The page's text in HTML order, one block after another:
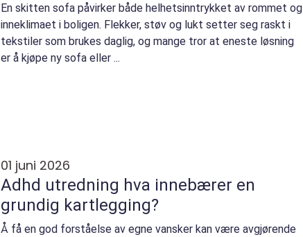
En skitten sofa påvirker både helhetsinntrykket av rommet og
inneklimaet i boligen. Flekker, støv og lukt setter seg raskt i
tekstiler som brukes daglig, og mange tror at eneste løsning
er å kjøpe ny sofa eller ...
01 juni 2026
Adhd utredning hva innebærer en
grundig kartlegging?
Å få en god forståelse av egne vansker kan være avgjørende